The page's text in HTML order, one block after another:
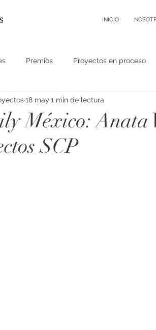
INICIO
Premios Proyectos en proceso
México: Anata
SCP
18 may 1 min de lectura